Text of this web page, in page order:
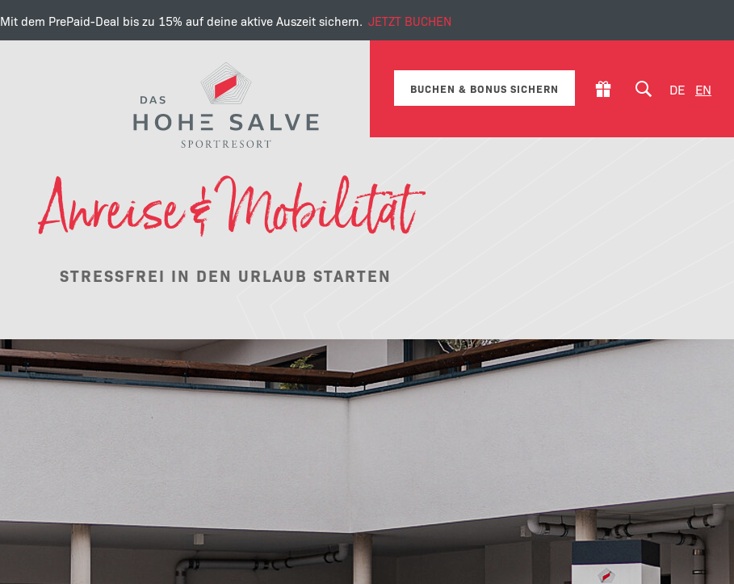
Mit dem PrePaid-Deal bis zu 15% auf deine aktive Auszeit sichern. JETZT BUCHEN
BUCHEN & BONUS SICHERN DE EN
Anreise & Mobilität
STRESSFREI IN DEN URLAUB STARTEN